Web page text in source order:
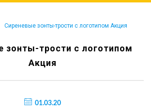
Сиреневые зонты-трости с логотипом Акция
зонты-трости с логотипом
Акция
01.03.20